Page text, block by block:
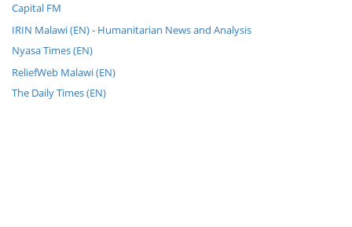
Capital FM
IRIN Malawi (EN) - Humanitarian News and Analysis
Nyasa Times (EN)
ReliefWeb Malawi (EN)
The Daily Times (EN)